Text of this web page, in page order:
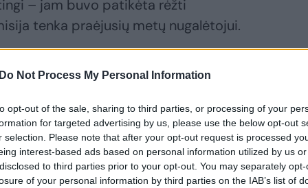
Do Not Process My Personal Information
opt-out of the sale, sharing to third parties, or processing of your
for targeted advertising by us, please use the below opt-out
selection. Please note that after your opt-out request is processed
interest-based ads based on personal information utilized by us
to third parties prior to your opt-out. You may separately
of your personal information by third parties on the IAB’s list of
– jam buvo patikėta rėžti
tenka praėjusių metų nugalėtojui.
įveikęs kitus patyrusius
pirmą kartą ir buvo paskelbtas